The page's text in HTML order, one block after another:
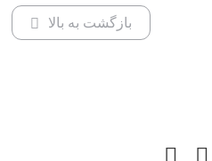
بازگشت به بالا